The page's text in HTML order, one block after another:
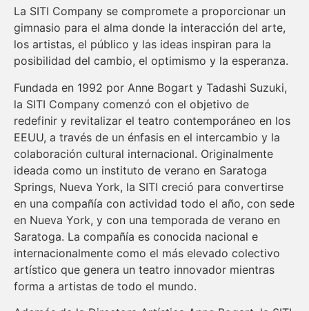
La SITI Company se compromete a proporcionar un
gimnasio para el alma donde la interacción del arte,
los artistas, el público y las ideas inspiran para la
posibilidad del cambio, el optimismo y la esperanza.
Fundada en 1992 por Anne Bogart y Tadashi Suzuki,
la SITI Company comenzó con el objetivo de
redefinir y revitalizar el teatro contemporáneo en los
EEUU, a través de un énfasis en el intercambio y la
colaboración cultural internacional. Originalmente
ideada como un instituto de verano en Saratoga
Springs, Nueva York, la SITI creció para convertirse
en una compañía con actividad todo el año, con sede
en Nueva York, y con una temporada de verano en
Saratoga. La compañía es conocida nacional e
internacionalmente como el más elevado colectivo
artístico que genera un teatro innovador mientras
forma a artistas de todo el mundo.